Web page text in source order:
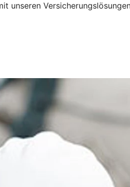
unseren